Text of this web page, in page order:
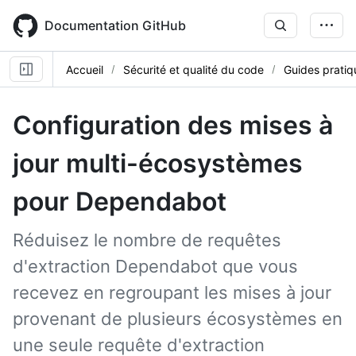
main
content
Documentation GitHub
Accueil Sécurité et qualité du code Guides
Configuration des mises à
jour multi-écosystèmes
pour Dependabot
Réduisez le nombre de requêtes
d'extraction Dependabot que vous
recevez en regroupant les mises à jour
provenant de plusieurs écosystèmes en
une seule requête d'extraction